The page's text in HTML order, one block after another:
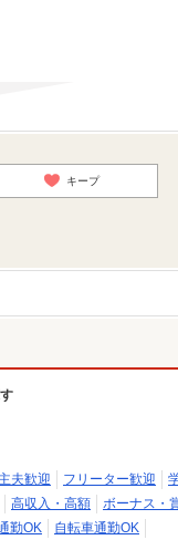
キープ
夫歓迎 フリーター歓迎
高収入・高額
ボーナス・
勤OK
自転車通勤OK